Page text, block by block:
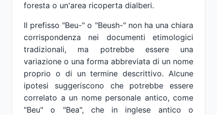
foresta o un'area ricoperta dialberi.
Il prefisso "Beu-" o "Beush-" non ha una chiara
corrispondenza nei documenti etimologici
tradizionali, ma potrebbe essere una
variazione o una forma abbreviata di un nome
proprio o di un termine descrittivo. Alcune
ipotesi suggeriscono che potrebbe essere
correlato a un nome personale antico, come
"Beu" o "Bea", che in inglese antico o